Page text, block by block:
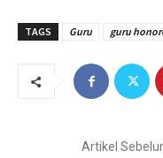
TAGS Guru guru
Artikel